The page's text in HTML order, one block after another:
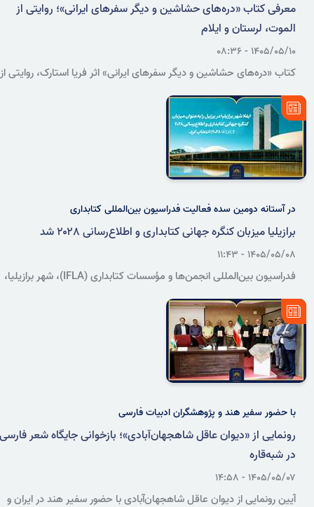
معرفی کتاب «دره‌های حشاشین و دیگر سفرهای ایرانی»؛ روایتی از
الموت، لرستان و ایلام
۱۴۰۵/۰۵/۱۰ - ۰۸:۳۶
کتاب «دره‌های حشاشین و دیگر سفرهای ایرانی» اثر فریا استارک، روایتی از
جغرافیا، معماری، آداب‌ورسوم و شیوه زندگی مردم مناطق الموت، لرستان و
ایلام در دهه ۱۳۱۰ خورشیدی است.
در آستانه دومین سده فعالیت فدراسیون بین‌المللی کتابداری
برازیلیا میزبان کنگره جهانی کتابداری و اطلاع‌رسانی ۲۰۲۸ شد
۱۴۰۵/۰۵/۰۸ - ۱۱:۴۳
فدراسیون بین‌المللی انجمن‌ها و مؤسسات کتابداری (IFLA)، شهر برازیلیا،
آمریکای لاتین و کارائیب برگزار خواهد شد.
با حضور سفیر هند و پژوهشگران ادبیات فارسی
رونمایی از «دیوان عاقل شاهجهان‌آبادی»؛ بازخوانی جایگاه شعر
در شبه‌قاره
۱۴۰۵/۰۵/۰۷ - ۱۴:۵۸
آیین رونمایی از دیوان عاقل شاهجهان‌آبادی با حضور سفیر هند در ایران و